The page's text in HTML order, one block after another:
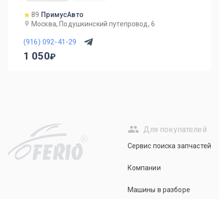
89 ПримусАвто
Москва, Подушкинский путепровод, 6
(916) 092-41-29
1 050
R
Для покупателей
Сервис поиска запчастей
Компании
Машины в разборе